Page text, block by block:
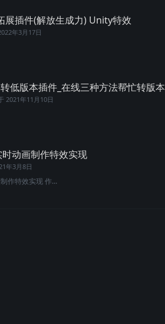
展插件(解放生成力) Unity特效
年3月17日
低版本插件_在线三种方法帮忙转版本
2021年11月10日
动画制作特效实现
年3月8日
作特效实现 作...